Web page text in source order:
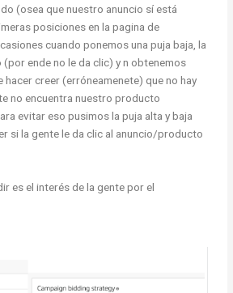
(osea que nuestro anuncio sí está
posiciones en la pagina de
cuando ponemos una puja baja, la
(por ende no le da clic) y n obtenemos
hacer creer (erróneamenete) que no hay
no encuentra nuestro producto
evitar eso pusimos la puja alta y baja
si la gente le da clic al anuncio/producto
es el interés de la gente por el